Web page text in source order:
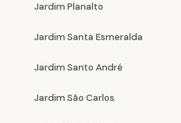
Jardim Planalto
Jardim Santa Esmeralda
Jardim Santo André
Jardim São Carlos